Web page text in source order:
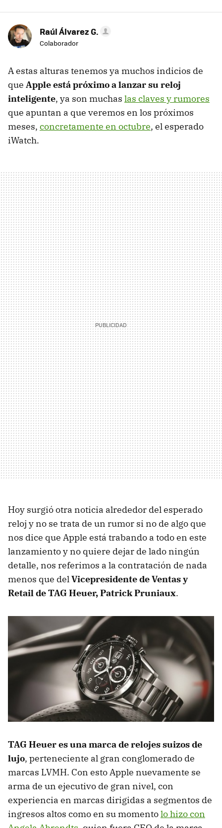
Raúl Álvarez G.
Colaborador
A estas alturas tenemos ya muchos indicios de
que Apple está próximo a lanzar su reloj
inteligente, ya son muchas las claves y rumores
que apuntan a que veremos en los próximos
meses, concretamente en octubre, el esperado
iWatch.
Hoy surgió otra noticia alrededor del esperado
reloj y no se trata de un rumor si no de algo que
nos dice que Apple está trabando a todo en este
lanzamiento y no quiere dejar de lado ningún
detalle, nos referimos a la contratación de nada
menos que delVicepresidente de Ventas y
Retail de TAG Heuer, Patrick Pruniaux.
TAG Heuer es una marca de relojes suizos de
lujo, perteneciente al gran conglomerado de
marcas LVMH. Con esto Apple nuevamente se
arma de un ejecutivo de gran nivel, con
experiencia en marcas dirigidas a segmentos de
ingresos altos como en su momentolo hizo con